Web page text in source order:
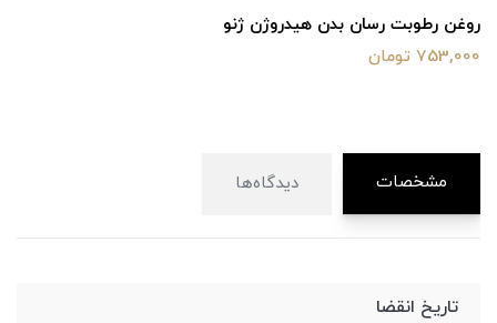
روغن رطوبت رسان بدن هیدروژن ژنو
753,000 تومان
مشخصات دیدگاه‌ها
تاریخ انقضا